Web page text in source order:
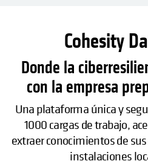
Cohesity
Donde la
con la empresa
Una plataforma única y
1000 cargas de trabajo,
extraer conocimientos de
instalaciones